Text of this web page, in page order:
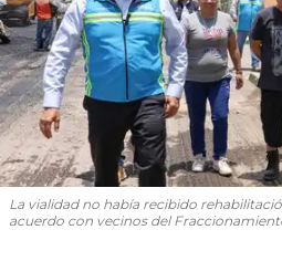
La vialidad no había recibido
acuerdo con vecinos del